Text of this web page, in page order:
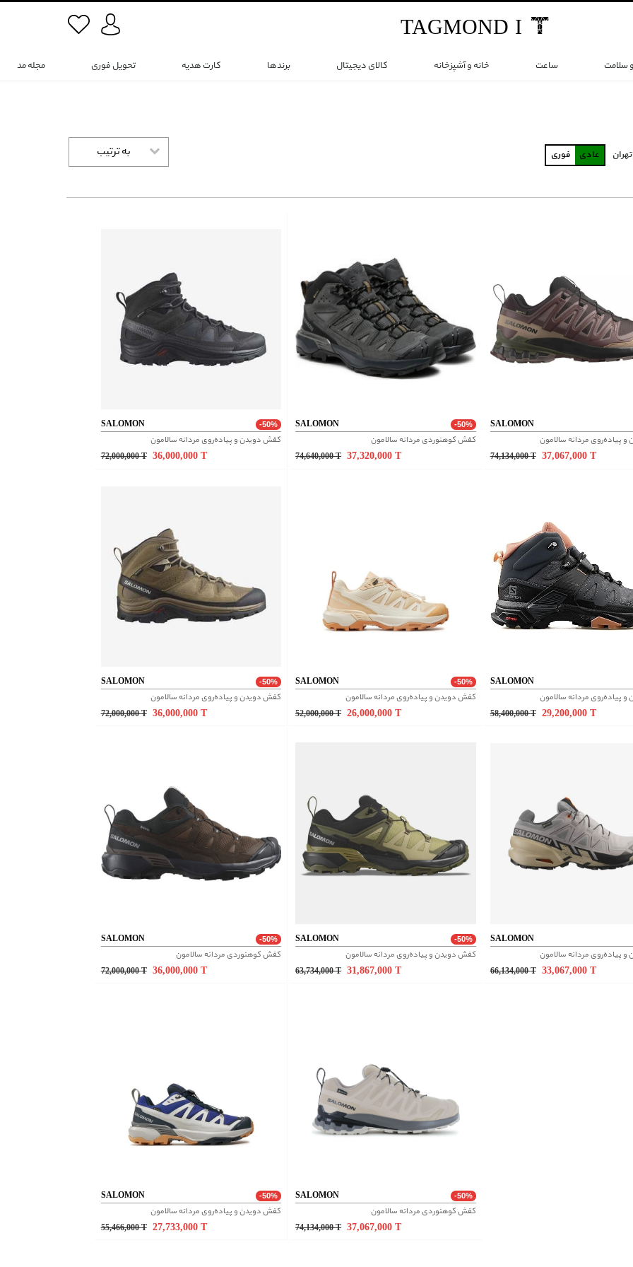
TAGMOND I
سلامت ساعت خانه و آشپزخانه کالای دیجیتال برندها کارت هدیه تحویل فوری مجله مد
عادی فوری به ترتیب
SALOMON -50%
کفش دویدن و پیاده‌روی مردانه سالامون
72,000,000T 36,000,000 T
SALOMON -50%
کفش کوهنوردی مردانه سالامون
74,640,000T 37,320,000T
SALOMON
پیاده‌روی مردانه سالامون
74,134,000T 37,067,000 T
SALOMON -50%
کفش دویدن و پیاده‌روی مردانه سالامون
72,000,000T 36,000,000 T
SALOMON -50%
کفش دویدن و پیاده‌روی مردانه سالامون
52,000,000T 26,000,000T
SALOMON
پیاده‌روی مردانه سالامون
58,400,000T 29,200,000 T
SALOMON -50%
کفش کوهنوردی مردانه سالامون
72,000,000T 36,000,000 T
SALOMON -50%
کفش دویدن و پیاده‌روی مردانه سالامون
63,734,000T 31,867,000T
SALOMON
پیاده‌روی مردانه سالامون
66,134,000T 33,067,000 T
SALOMON -50%
کفش دویدن و پیاده‌روی مردانه سالامون
55,466,000T 27,733,000 T
SALOMON -50%
کفش کوهنوردی مردانه سالامون
74,134,000T 37,067,000T